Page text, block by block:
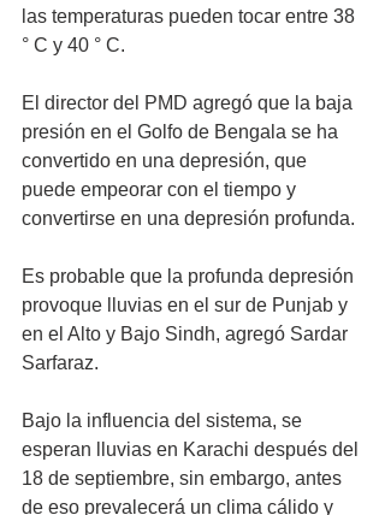
las temperaturas pueden tocar entre 38
° C y 40 ° C.
El director del PMD agregó que la baja
presión en el Golfo de Bengala se ha
convertido en una depresión, que
puede empeorar con el tiempo y
convertirse en una depresión profunda.
Es probable que la profunda depresión
provoque lluvias en el sur de Punjab y
en el Alto y Bajo Sindh, agregó Sardar
Sarfaraz.
Bajo la influencia del sistema, se
esperan lluvias en Karachi después del
18 de septiembre, sin embargo, antes
de eso prevalecerá un clima cálido y